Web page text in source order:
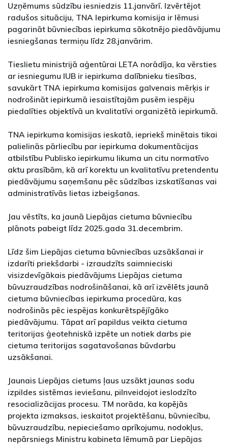
Uzņēmums sūdzību iesniedzis 11.janvārī. Izvērtējot
radušos situāciju, TNA Iepirkuma komisija ir lēmusi
pagarināt būvniecības iepirkuma sākotnējo piedāvājumu
iesniegšanas termiņu līdz 28.janvārim.
Tieslietu ministrijā aģentūrai LETA norādīja, ka vērsties
ar iesniegumu IUB ir iepirkuma dalībnieku tiesības,
savukārt TNA iepirkuma komisijas galvenais mērķis ir
nodrošināt iepirkumā iesaistītajām pusēm iespēju
piedalīties objektīvā un kvalitatīvi organizētā iepirkumā.
TNA iepirkuma komisijas ieskatā, iepriekš minētais tikai
palielinās pārliecību par iepirkuma dokumentācijas
atbilstību Publisko iepirkumu likuma un citu normatīvo
aktu prasībām, kā arī korektu un kvalitatīvu pretendentu
piedāvājumu saņemšanu pēc sūdzības izskatīšanas vai
administratīvās lietas izbeigšanas.
Jau vēstīts, ka jaunā Liepājas cietuma būvniecību
plānots pabeigt līdz 2025.gada 31.decembrim.
Līdz šim Liepājas cietuma būvniecības uzsākšanai ir
izdarīti priekšdarbi - izraudzīts saimnieciski
visizdevīgākais piedāvājums Liepājas cietuma
būvuzraudzības nodrošināšanai, kā arī izvēlēts jaunā
cietuma būvniecības iepirkuma procedūra, kas
nodrošinās pēc iespējas konkurētspējīgāko
piedāvājumu. Tāpat arī papildus veikta cietuma
teritorijas ģeotehniskā izpēte un notiek darbs pie
cietuma teritorijas sagatavošanas būvdarbu
uzsākšanai.
Jaunais Liepājas cietums ļaus uzsākt jaunas sodu
izpildes sistēmas ieviešanu, pilnveidojot ieslodzīto
resocializācijas procesu. TM norāda, ka kopējās
projekta izmaksas, ieskaitot projektēšanu, būvniecību,
būvuzraudzību, nepieciešamo aprīkojumu, nodokļus,
nepārsniegs Ministru kabineta lēmumā par Liepājas